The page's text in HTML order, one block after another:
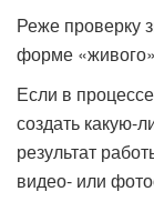
Реже проверку
форме
Если в
создать какую-
результат
видео- или